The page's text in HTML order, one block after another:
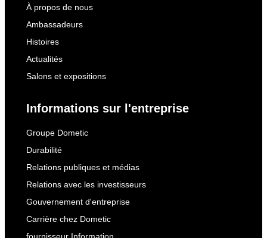
À propos de nous
Ambassadeurs
Histoires
Actualités
Salons et expositions
Informations sur l'entreprise
Groupe Dometic
Durabilité
Relations publiques et médias
Relations avec les investisseurs
Gouvernement d'entreprise
Carrière chez Dometic